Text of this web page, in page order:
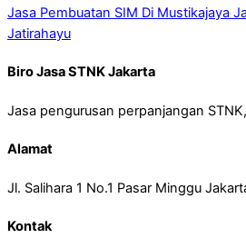
Jasa Pembuatan SIM Di Mustikajaya
Jatirahayu
Biro Jasa STNK Jakarta
Jasa pengurusan perpanjangan
Alamat
Jl. Salihara 1 No.1 Pasar Minggu
Kontak